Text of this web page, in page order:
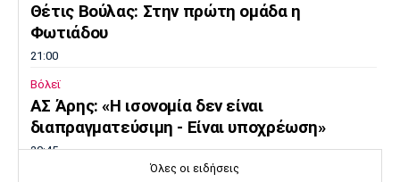
Θέτις Βούλας: Στην πρώτη ομάδα η
Φωτιάδου
21:00
Βόλεϊ
ΑΣ Άρης: «Η ισονομία δεν είναι
διαπραγματεύσιμη - Είναι υποχρέωση»
20:45
Όλες οι ειδήσεις